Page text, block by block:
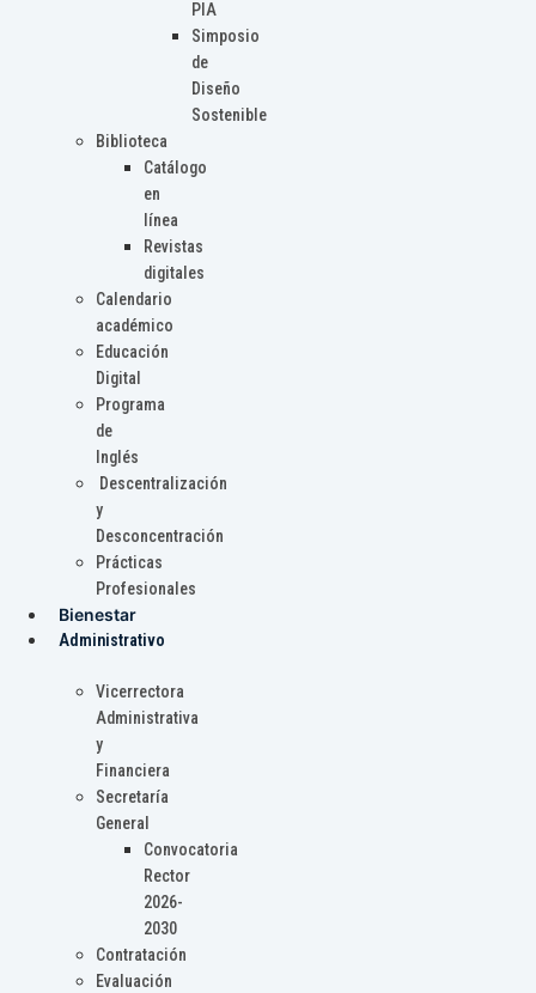
PIA
Simposio
de
Diseño
Sostenible
Biblioteca
Catálogo
en
línea
Revistas
digitales
Calendario
académico
Educación
Digital
Programa
de
Inglés
Descentralización
y
Desconcentración
Prácticas
Profesionales
Bienestar
Administrativo
Vicerrectora
Administrativa
y
Financiera
Secretaría
General
Convocatoria
Rector
2026-
2030
Contratación
Evaluación